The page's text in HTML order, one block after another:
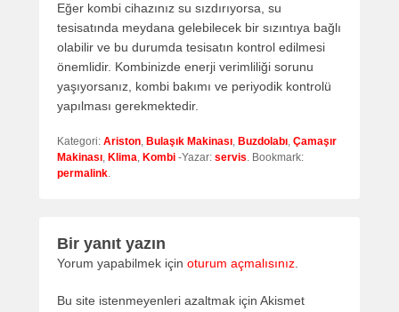
Eğer kombi cihazınız su sızdırıyorsa, su
tesisatında meydana gelebilecek bir sızıntıya bağlı
olabilir ve bu durumda tesisatın kontrol edilmesi
önemlidir. Kombinizde enerji verimliliği sorunu
yaşıyorsanız, kombi bakımı ve periyodik kontrolü
yapılması gerekmektedir.
Kategori: Ariston, Bulaşık Makinası, Buzdolabı, Çamaşır
Makinası, Klima, Kombi -Yazar: servis. Bookmark:
permalink.
Bir yanıt yazın
Yorum yapabilmek için oturum açmalısınız.
Bu site istenmeyenleri azaltmak için Akismet